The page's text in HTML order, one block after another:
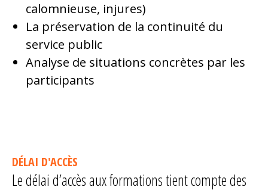
calomnieuse, injures)
La préservation de la continuité du
service public
Analyse de situations concrètes par les
participants
DÉLAI D'ACCÈS
Le délai d’accès aux formations tient compte des